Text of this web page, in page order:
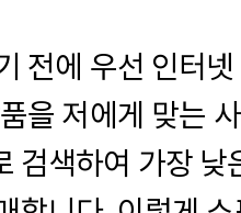
전에 우선 인터
을 저에게 맞는
검색하여 가장 낮